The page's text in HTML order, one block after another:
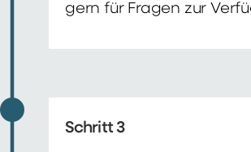
gern für Fragen zur
Schritt 3